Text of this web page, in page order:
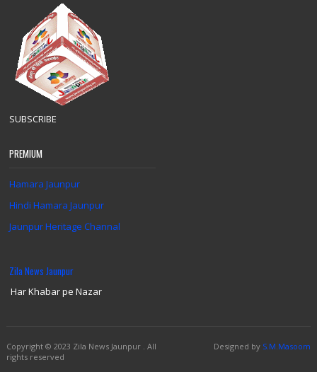
SUBSCRIBE
PREMIUM
Hamara Jaunpur
Hindi Hamara Jaunpur
Jaunpur Heritage Channal
Zila News Jaunpur
Har Khabar pe Nazar
Copyright© 2023 Zila News Jaunpur . All
rights reserved
Designed by S.M.Masoom